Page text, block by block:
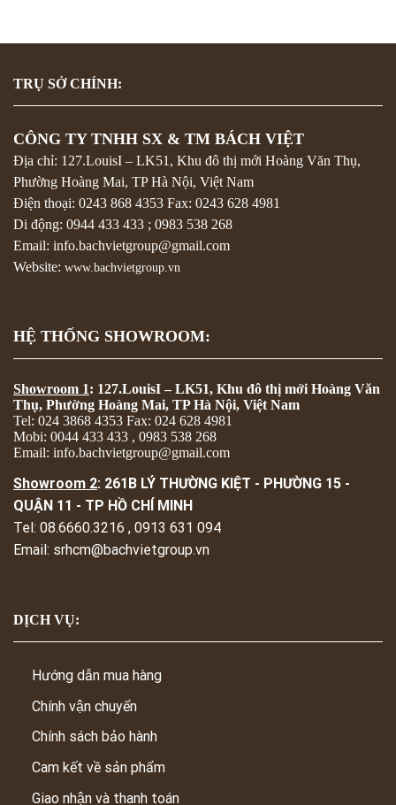
TRỤ SỞ CHÍNH:
CÔNG TY TNHH SX & TM BÁCH VIỆT
Địa chỉ: 127.LouisI – LK51, Khu đô thị mới Hoàng Văn Thụ,
Phường Hoàng Mai, TP Hà Nội, Việt Nam
Điện thoại: 0243 868 4353 Fax: 0243 628 4981
Di động: 0944 433 433 ; 0983 538 268
Email: info.bachvietgroup@gmail.com
Website: www.bachvietgroup.vn
HỆ THỐNG SHOWROOM:
Showroom 1: 127.LouisI – LK51, Khu đô thị mới Hoàng Văn
Thụ, Phường Hoàng Mai, TP Hà Nội, Việt Nam
Tel: 024 3868 4353 Fax: 024 628 4981
Mobi: 0044 433 433 , 0983 538 268
Email: info.bachvietgroup@gmail.com
Showroom 2: 261B LÝ THƯỜNG KIỆT - PHƯỜNG 15 -
QUẬN 11 - TP HỒ CHÍ MINH
Tel: 08.6660.3216 , 0913 631 094
Email: srhcm@bachvietgroup.vn
DỊCH VỤ:
Hướng dẫn mua hàng
Chính vận chuyển
Chính sách bảo hành
Cam kết về sản phẩm
Giao nhận và thanh toán